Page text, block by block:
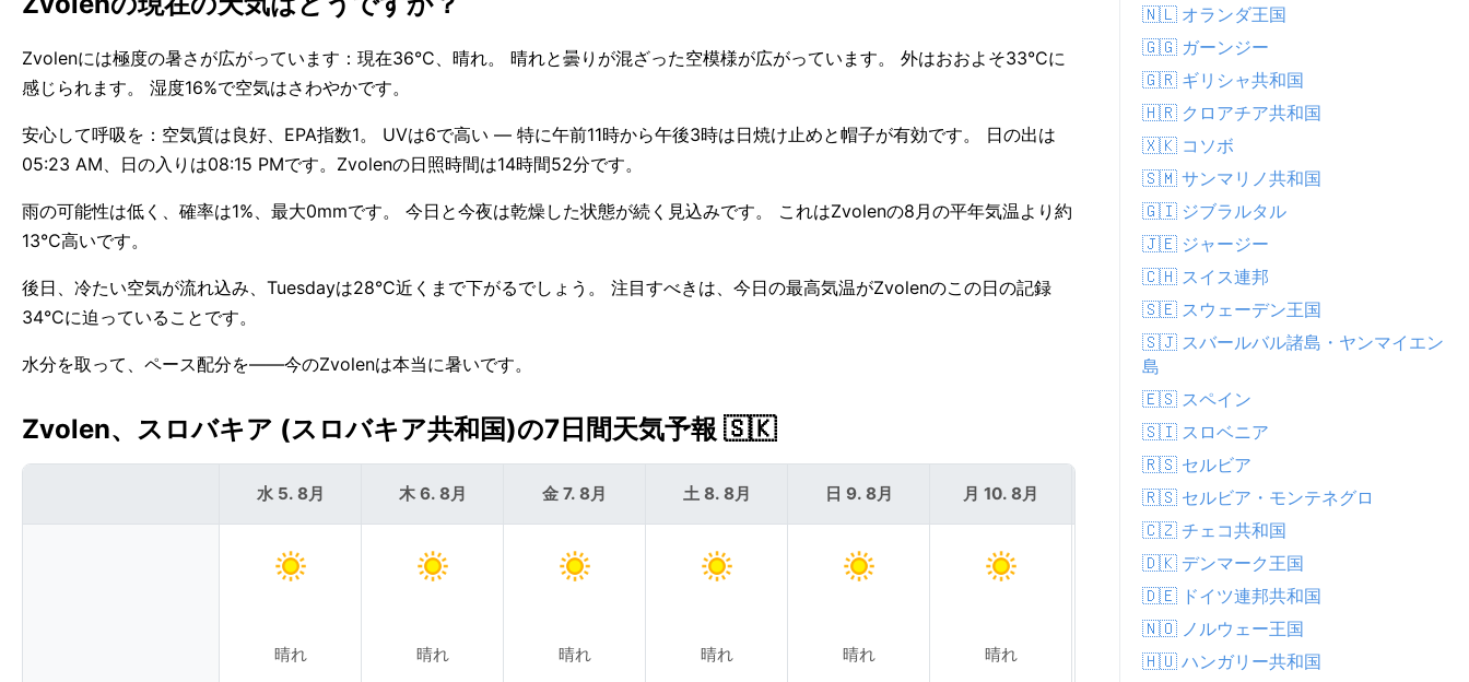
Zvolenには極度の暑さが広がっています：現在36°C、晴れ。 晴れと曇りが混ざった空模様が広がっています。 外はおおよそ33°Cに
感じられます。 湿度16%で空気はさわやかです。
安心して呼吸を：空気質は良好、EPA指数1。 UVは6で高い — 特に午前11時から午後3時は日焼け止めと帽子が有効です。 日の出は
05:23 AM、日の入りは08:15 PMです。Zvolenの日照時間は14時間52分です。
雨の可能性は低く、確率は1%、最大0mmです。 今日と今夜は乾燥した状態が続く見込みです。 これはZvolenの8月の平年気温より約
13°C高いです。
後日、冷たい空気が流れ込み、Tuesdayは28°C近くまで下がるでしょう。 注目すべきは、今日の最高気温がZvolenのこの日の記録
34°Cに迫っていることです。
水分を取って、ペース配分を——今のZvolenは本当に暑いです。
Zvolen、スロバキア (スロバキア共和国)の7日間天気予報 🇸🇰
水 5. 8月
晴れ
木 6. 8月
晴れ
金 7. 8月
晴れ
土 8. 8月
晴れ
日 9. 8月
晴れ
月 10. 8月
晴れ
火 11. 8月
晴れ
🇳🇱 オランダ王国
🇬🇬 ガーンジー
🇬🇷 ギリシャ共和国
🇭🇷 クロアチア共和国
🇽🇰 コソボ
🇸🇲 サンマリノ共和国
🇬🇮 ジブラルタル
🇯🇪 ジャージー
🇨🇭 スイス連邦
🇸🇪 スウェーデン王国
🇸🇯 スバールバル諸島・ヤンマイエン
島
🇪🇸 スペイン
🇸🇮 スロベニア
🇷🇸 セルビア
🇷🇸 セルビア・モンテネグロ
🇨🇿 チェコ共和国
🇩🇰 デンマーク王国
🇩🇪 ドイツ連邦共和国
🇳🇴 ノルウェー王国
🇭🇺 ハンガリー共和国